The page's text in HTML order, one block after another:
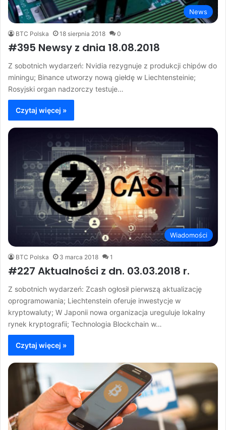
News
BTC Polska 18 sierpnia 2018 0
#395 Newsy z dnia 18.08.2018
Z sobotnich wydarzeń: Nvidia rezygnuje z produkcji chipów do
miningu; Binance utworzy nową giełdę w Liechtensteinie;
Rosyjski organ nadzorczy testuje…
Czytaj więcej »
Wiadomości
BTC Polska 3 marca 2018 1
#227 Aktualności z dn. 03.03.2018 r.
Z sobotnich wydarzeń: Zcash ogłosił pierwszą aktualizację
oprogramowania; Liechtenstein oferuje inwestycje w
kryptowaluty; W Japonii nowa organizacja ureguluje lokalny
rynek kryptografii; Technologia Blockchain w…
Czytaj więcej »